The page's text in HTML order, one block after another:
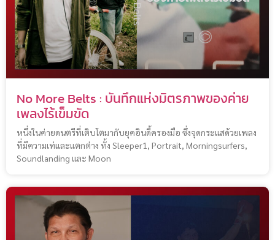
No More Belts : บันทึกแห่งมิตรภาพของค่าย
เพลงไร้เข็มขัด
หนึ่งในค่ายดนตรีที่เติบโตมากับยุคอินดี้ครองมือ ซึ่งจุดกระแสด้วยเพลง
ที่มีความเท่และแตกต่าง ทั้ง Sleeper1, Portrait, Morningsurfers,
Soundlanding และ Moon